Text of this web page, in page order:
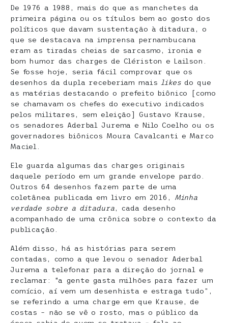
De 1976 a 1988, mais do que as manchetes da
primeira página ou os títulos bem ao gosto dos
políticos que davam sustentação à ditadura, o
que se destacava na imprensa pernambucana
eram as tiradas cheias de sarcasmo, ironia e
bom humor das charges de Clériston e Lailson.
Se fosse hoje, seria fácil comprovar que os
desenhos da dupla receberiam mais
likesdo que
as matérias destacando o prefeito biônico [como
se chamavam os chefes do executivo indicados
pelos militares, sem eleição] Gustavo Krause,
os senadores Aderbal Jurema e Nilo Coelho ou os
governadores biônicos Moura Cavalcanti e Marco
Maciel.
Ele guarda algumas das charges originais
daquele período em um grande envelope pardo.
Outros 64 desenhos fazem parte de uma
coletânea publicada em livro em 2016, Minha
verdade sobre a ditadura, cada desenho
acompanhado de uma crônica sobre o contexto da
publicação.
Além disso, há as histórias para serem
contadas, como a que levou o senador Aderbal
Jurema a telefonar para a direção do jornal e
reclamar: “a gente gasta milhões para fazer um
comício, aí vem um desenhista e estraga tudo”,
se referindo a uma charge em que Krause, de
costas – não se vê o rosto, mas o público da